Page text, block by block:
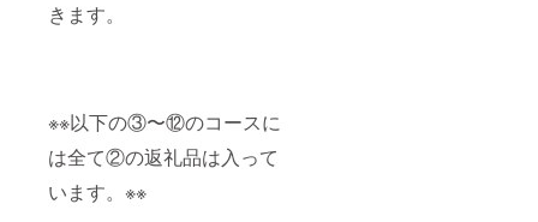
きます。
※※以下の③〜⑫のコースに
は全て②の返礼品は入って
います。※※